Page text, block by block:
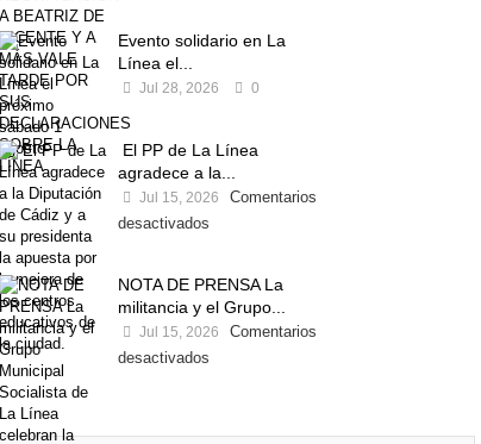
Evento solidario en La
Línea el...
Jul 28, 2026 0
El PP de La Línea
agradece a la...
Jul 15, 2026
Comentarios
desactivados
NOTA DE PRENSA La
militancia y el Grupo...
Jul 15, 2026
Comentarios
desactivados